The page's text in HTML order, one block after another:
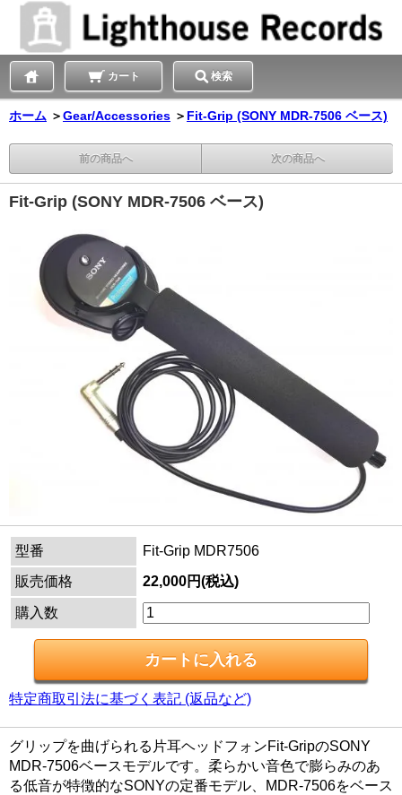
カート 検索
ホーム ＞Gear/Accessories ＞ Fit-Grip (SONY MDR-7506 ベース)
前の商品へ 次の商品へ
Fit-Grip (SONY MDR-7506 ベース)
型番
Fit-Grip MDR7506
販売価格
22,000円(税込)
購入数
特定商取引法に基づく表記 (返品など)
グリップを曲げられる片耳ヘッドフォンFit-GripのSONY
MDR-7506ベースモデルです。柔らかい音色で膨らみのあ
る低音が特徴的なSONYの定番モデル、MDR-7506をベース